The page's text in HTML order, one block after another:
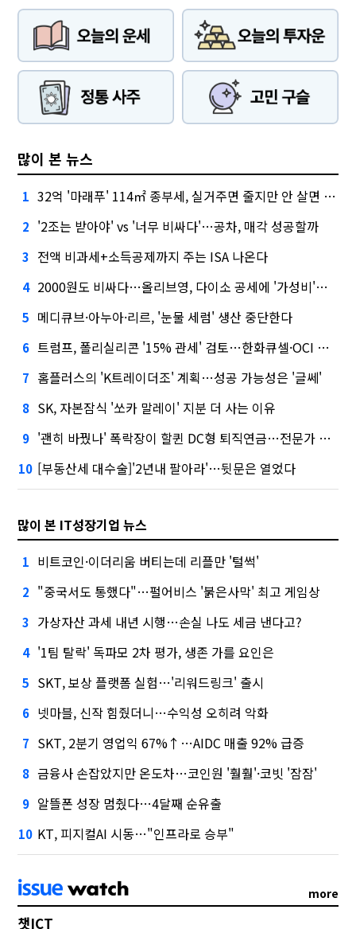
많이 본 뉴스
1 32억 '마래푸' 114㎡ 종부세, 실거주면 줄지만 안 살면 2.5배
2 '2조는 받아야' vs '너무 비싸다'…공차, 매각 성공할까
3 전액 비과세+소득공제까지 주는 ISA 나온다
4 2000원도 비싸다…올리브영, 다이소 공세에 '가성비'로 맞불
5 메디큐브·아누아·리르, '눈물 세럼' 생산 중단한다
6 트럼프, 폴리실리콘 '15% 관세' 검토…한화큐셀·OCI 영향은?
7 홈플러스의 'K트레이더조' 계획…성공 가능성은 '글쎄'
8 SK, 자본잠식 '쏘카 말레이' 지분 더 사는 이유
9 '괜히 바꿨나' 폭락장이 할퀸 DC형 퇴직연금…전문가 조언은
10 [부동산세 대수술]'2년내 팔아라'…뒷문은 열었다
많이 본 IT성장기업 뉴스
1 비트코인·이더리움 버티는데 리플만 '털썩'
2 "중국서도 통했다"…펄어비스 '붉은사막' 최고 게임상
3 가상자산 과세 내년 시행…손실 나도 세금 낸다고?
4 '1팀 탈락' 독파모 2차 평가, 생존 가를 요인은
5 SKT, 보상 플랫폼 실험…'리워드링크' 출시
6 넷마블, 신작 힘줬더니…수익성 오히려 악화
7 SKT, 2분기 영업익 67%↑…AIDC 매출 92% 급증
8 금융사 손잡았지만 온도차…코인원 '훨훨'·코빗 '잠잠'
9 알뜰폰 성장 멈췄다…4달째 순유출
10 KT, 피지컬AI 시동…"인프라로 승부"
more
챗ICT